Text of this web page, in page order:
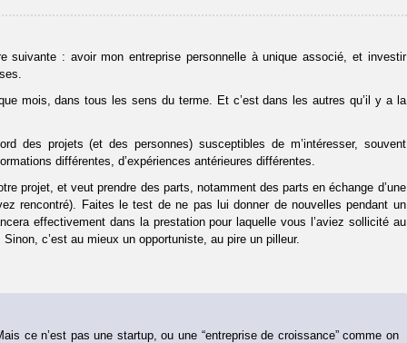
suivante : avoir mon entreprise personnelle à unique associé, et investir
mois, dans tous les sens du terme. Et c’est dans les autres qu’il y a la
des projets (et des personnes) susceptibles de m’intéresser, souvent
différentes, d’expériences antérieures différentes.
projet, et veut prendre des parts, notamment des parts en échange d’une
rencontré). Faites le test de ne pas lui donner de nouvelles pendant un
effectivement dans la prestation pour laquelle vous l’aviez sollicité au
c’est au mieux un opportuniste, au pire un pilleur.
ce n’est pas une startup, ou une “entreprise de croissance” comme on